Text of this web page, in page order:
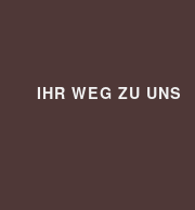
IHR WEG ZU UNS